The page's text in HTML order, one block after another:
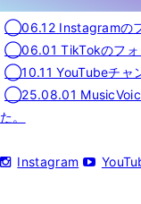
◯06.12 Instagramのフ
◯06.01 TikTokのフォ
◯10.11 YouTubeチャ
◯25.08.01
た。
Instagram